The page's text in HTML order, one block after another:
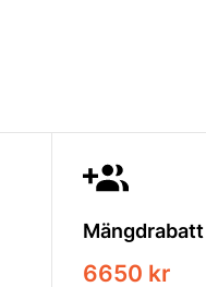
Mängdrabatt
6650 kr